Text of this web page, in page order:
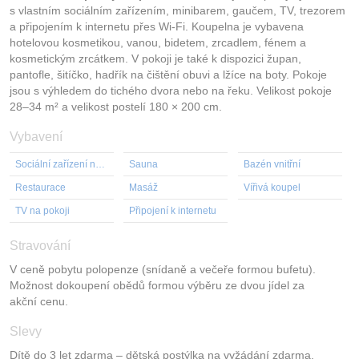
s vlastním sociálním zařízením, minibarem, gaučem, TV, trezorem
a připojením k internetu přes Wi-Fi. Koupelna je vybavena
hotelovou kosmetikou, vanou, bidetem, zrcadlem, fénem a
kosmetickým zrcátkem. V pokoji je také k dispozici župan,
pantofle, šitíčko, hadřík na čištění obuvi a lžíce na boty. Pokoje
jsou s výhledem do tichého dvora nebo na řeku. Velikost pokoje
28–34 m² a velikost postelí 180 × 200 cm.
Vybavení
Sociální zařízení na pokoji Sauna Bazén vnitřní
Restaurace Masáž Vířivá koupel
TV na pokoji Připojení k internetu
Stravování
V ceně pobytu polopenze (snídaně a večeře formou bufetu).
Možnost dokoupení obědů formou výběru ze dvou jídel za
akční cenu.
Slevy
Dítě do 3 let zdarma – dětská postýlka na vyžádání zdarma.